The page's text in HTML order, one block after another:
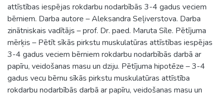
attīstības iespējas rokdarbu nodarbībās 3-4 gadus veciem
bērniem. Darba autore – Aleksandra Seļiverstova. Darba
zinātniskais vadītājs – prof. Dr. paed. Maruta Sīle. Pētījuma
mērķis – Pētīt sīkās pirkstu muskulatūras attīstības iespējas
3-4 gadus veciem bērniem rokdarbu nodarbībās darbā ar
papīru, veidošanas masu un dziju. Pētījuma hipotēze – 3-4
gadus vecu bērnu sīkās pirkstu muskulatūras attīstība
rokdarbu nodarbībās darbā ar papīru, veidošanas masu un